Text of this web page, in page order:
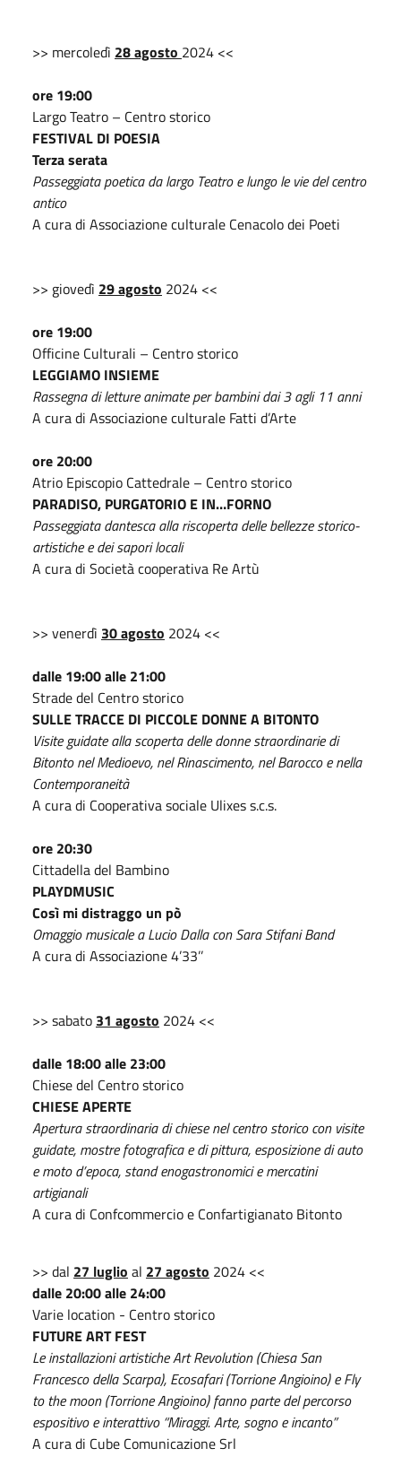
>> mercoledì 28 agosto 2024 <<
ore 19:00
Largo Teatro – Centro storico
FESTIVAL DI POESIA
Terza serata
Passeggiata poetica da largo Teatro e lungo le vie del centro
antico
A cura di Associazione culturale Cenacolo dei Poeti
>> giovedì 29 agosto 2024 <<
ore 19:00
Officine Culturali – Centro storico
LEGGIAMO INSIEME
Rassegna di letture animate per bambini dai 3 agli 11 anni
A cura di Associazione culturale Fatti d’Arte
ore 20:00
Atrio Episcopio Cattedrale – Centro storico
PARADISO, PURGATORIO E IN…FORNO
Passeggiata dantesca alla riscoperta delle bellezze storico-
artistiche e dei sapori locali
A cura di Società cooperativa Re Artù
>> venerdì 30 agosto 2024 <<
dalle 19:00 alle 21:00
Strade del Centro storico
SULLE TRACCE DI PICCOLE DONNE A BITONTO
Visite guidate alla scoperta delle donne straordinarie di
Bitonto nel Medioevo, nel Rinascimento, nel Barocco e nella
Contemporaneità
A cura di Cooperativa sociale Ulixes s.c.s.
ore 20:30
Cittadella del Bambino
PLAYDMUSIC
Così mi distraggo un pò
Omaggio musicale a Lucio Dalla con Sara Stifani Band
A cura di Associazione 4’33’’
>> sabato 31 agosto 2024 <<
dalle 18:00 alle 23:00
Chiese del Centro storico
CHIESE APERTE
Apertura straordinaria di chiese nel centro storico con visite
guidate, mostre fotografica e di pittura, esposizione di auto
e moto d’epoca, stand enogastronomici e mercatini
artigianali
A cura di Confcommercio e Confartigianato Bitonto
>> dal 27 luglio al 27 agosto 2024 <<
dalle 20:00 alle 24:00
Varie location - Centro storico
FUTURE ART FEST
Le installazioni artistiche Art Revolution (Chiesa San
Francesco della Scarpa), Ecosafari (Torrione Angioino) e Fly
to the moon (Torrione Angioino) fanno parte del percorso
espositivo e interattivo “Miraggi. Arte, sogno e incanto”
A cura di Cube Comunicazione Srl